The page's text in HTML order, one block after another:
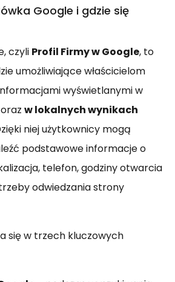
Google i gdzie się
czyli Profil Firmy w Google, to
umożliwiające właścicielom
wyświetlanymi w
oraz w lokalnych wynikach
niej użytkownicy mogą
podstawowe informacje o
telefon, godziny otwarcia
odwiedzania strony
się w trzech kluczowych